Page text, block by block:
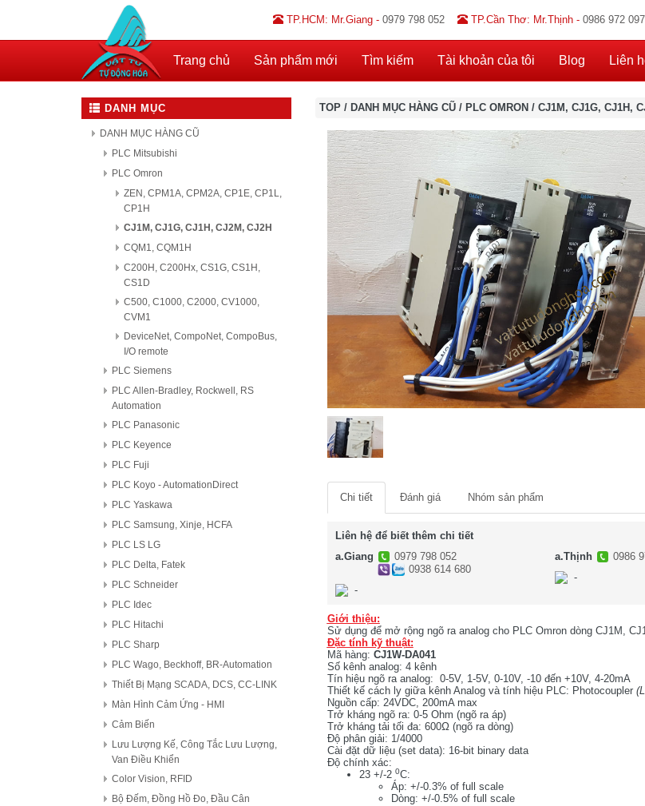
TP.HCM: Mr.Giang - 0979 798 052 TP.Cần Thơ: Mr.Thịnh - 0986 972 097
Trang chủ Sản phẩm mới Tìm kiếm Tài khoản của tôi Blog Liên
DANH MỤC
DANH MỤC HÀNG CŨ
PLC Mitsubishi
PLC Omron
ZEN, CPM1A, CPM2A, CP1E, CP1L,
CP1H
CJ1M, CJ1G, CJ1H, CJ2M, CJ2H
CQM1, CQM1H
C200H, C200Hx, CS1G, CS1H,
CS1D
C500, C1000, C2000, CV1000,
CVM1
DeviceNet, CompoNet, CompoBus,
I/O remote
PLC Siemens
PLC Allen-Bradley, Rockwell, RS
Automation
PLC Panasonic
PLC Keyence
PLC Fuji
PLC Koyo - AutomationDirect
PLC Yaskawa
PLC Samsung, Xinje, HCFA
PLC LS LG
PLC Delta, Fatek
PLC Schneider
PLC Idec
PLC Hitachi
PLC Sharp
PLC Wago, Beckhoff, BR-Automation
Thiết Bị Mạng SCADA, DCS, CC-LINK
Màn Hình Cảm Ứng - HMI
Cảm Biến
Lưu Lượng Kế, Công Tắc Lưu Lượng,
Van Điều Khiển
Color Vision, RFID
Bộ Đếm, Đồng Hồ Đo, Đầu Cân
TOP/ DANH MỤC HÀNG CŨ/ PLC OMRON / CJ1M, CJ1G, CJ1H,
Chi tiết Đánh giá Nhóm sản phẩm
Liên hệ để biết thêm chi tiết
a.Giang
0979 798 052
0938 614 680
-
a.Thịnh
0986
-
Giới thiệu:
Sử dụng để mở rộng ngõ ra analog cho PLC Omron dòng CJ1M,
Đặc tính kỹ thuật:
Mã hàng: CJ1W-DA041
Số kênh analog: 4 kênh
Tín hiệu ngõ ra analog: 0-5V, 1-5V, 0-10V, -10 đến +10V, 4-20mA
Thiết kế cách ly giữa kênh Analog và tính hiệu PLC: Photocoupler
Nguồn cấp: 24VDC, 200mA max
Trở kháng ngõ ra: 0-5 Ohm (ngõ ra áp)
Trở kháng tải tối đa: 600Ω (ngõ ra dòng)
Độ phân giải: 1/4000
Cài đặt dữ liệu (set data): 16-bit binary data
Độ chính xác:
23 +/-2 0C:
Áp: +/-0.3% of full scale
Dòng: +/-0.5% of full scale